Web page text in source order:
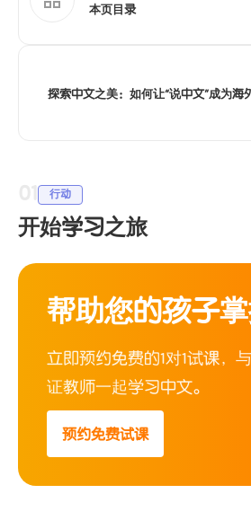
本页目录
探索中文之美：如何让“说中文”成为海
行动
开始学习之旅
帮助您的孩子
立即预约免费的1对1试课，
证教师一起学习中文。
预约免费试课